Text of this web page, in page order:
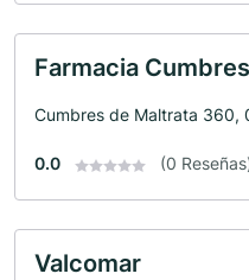
Farmacia Cumbres
Cumbres de Maltrata 360,
0.0 (0
Valcomar